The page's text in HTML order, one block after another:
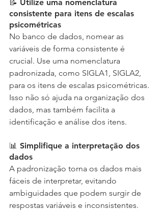
📝 Utilize uma nomenclatura
consistente para itens de escalas
psicométricas
No banco de dados, nomear as
variáveis de forma consistente é
crucial. Use uma nomenclatura
padronizada, como SIGLA1, SIGLA2,
para os itens de escalas psicométricas.
Isso não só ajuda na organização dos
dados, mas também facilita a
identificação e análise dos itens.
📊 Simplifique a interpretação dos
dados
A padronização torna os dados mais
fáceis de interpretar, evitando
ambiguidades que podem surgir de
respostas variáveis e inconsistentes.